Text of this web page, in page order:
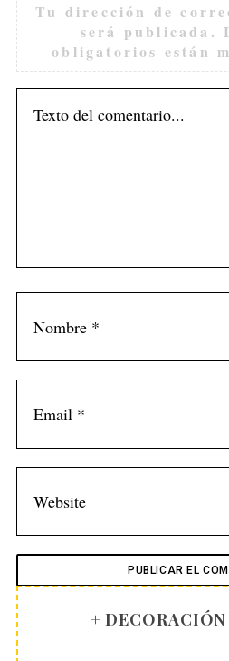
Tu dirección de
será publicada.
obligatorios están
+
a
: